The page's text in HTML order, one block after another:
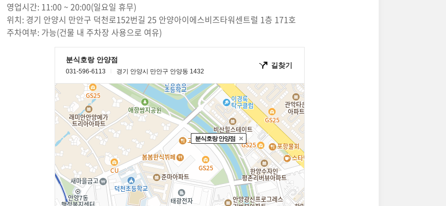
영업시간: 11:00 ~ 20:00(일요일 휴무)
위치: 경기 안양시 만안구 덕천로152번길 25 안양아이에스비즈타워센트럴 1층 171호
주차여부: 가능(건물 내 주차장 사용으로 여유)